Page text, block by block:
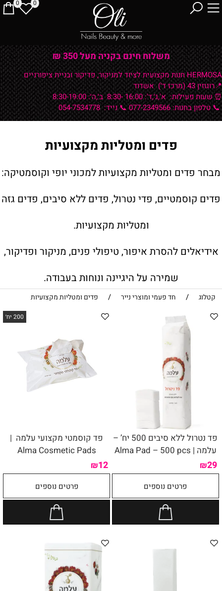
משלוח חינם בקניה מעל 350 ₪
HERMOSA חנות מקצועית לציוד למניקור, פדיקור ובניית ציפורניים
📍רוגוזין 43 (מרכז ד׳) אשדוד
⏰ שעות פעילות:א',ג׳,ד': 16:00 -8:30 ב׳,ה׳: 8:30-19:00
📞 טלפון בחנות: 077-2349566
📞 נייד: 054-7534778
0 0
פדים ומטליות מקצועיות
מבחר פדים ומטליות מקצועיות למכוני יופי וקוסמטיקה:
פדים קוסמטיים, פדי נטרול, פדים ללא סיבים, פדים גזה
ומטליות מקצועיות.
אידיאלים להסרת איפור, טיפולי פנים, מניקור ופדיקור,
שמירה על היגיינה ונוחות בעבודה.
קטלוג / חד פעמי ומוצרי נייר / פדים ומטליות מקצועיות
פד נטרול ללא סיבים 500 יח’ –
עלמה | Alma Pad – 500 pcs
₪29
פרטים נוספים
200 יח׳
פד קוסמטי מקצועי עלמה |
Alma Cosmetic Pads
₪12
פרטים נוספים